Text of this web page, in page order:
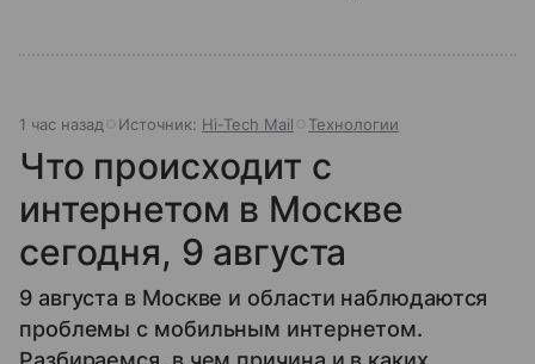
1 час назад Источник: Hi-Tech Mail Технологии
Что происходит с
интернетом в Москве
сегодня, 9 августа
9 августа в Москве и области наблюдаются
проблемы с мобильным интернетом.